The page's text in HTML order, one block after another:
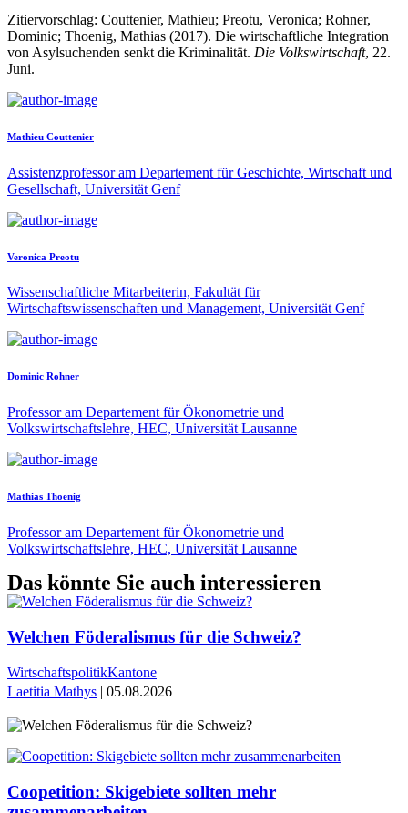
Zitiervorschlag: Couttenier, Mathieu; Preotu, Veronica; Rohner,
Dominic; Thoenig, Mathias (2017). Die wirtschaftliche Integration
von Asylsuchenden senkt die Kriminalität. Die Volkswirtschaft, 22.
Juni.
Mathieu Couttenier
Assistenzprofessor am Departement für Geschichte, Wirtschaft und
Gesellschaft, Universität Genf
Veronica Preotu
Wissenschaftliche Mitarbeiterin, Fakultät für
Wirtschaftswissenschaften und Management, Universität Genf
Dominic Rohner
Professor am Departement für Ökonometrie und
Volkswirtschaftslehre, HEC, Universität Lausanne
Mathias Thoenig
Professor am Departement für Ökonometrie und
Volkswirtschaftslehre, HEC, Universität Lausanne
Das könnte Sie auch interessieren
Welchen Föderalismus für die Schweiz?
WirtschaftspolitikKantone
Laetitia Mathys | 05.08.2026
Coopetition: Skigebiete sollten mehr